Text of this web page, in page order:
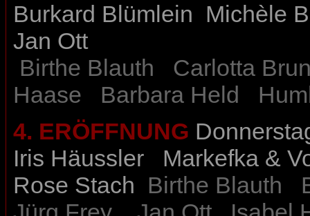
Burkard Blümlein Michèle
Jan Ott
Birthe Blauth
Carlotta
Haase
Barbara Held
4. ERÖFFNUNG
Iris Häussler
Markefka &
Rose Stach
Birthe Blauth